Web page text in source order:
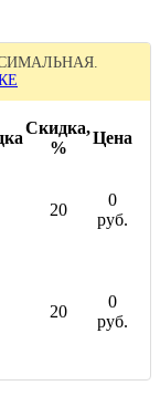
Скидка,
%
Цена
20
0
руб.
20
0
руб.